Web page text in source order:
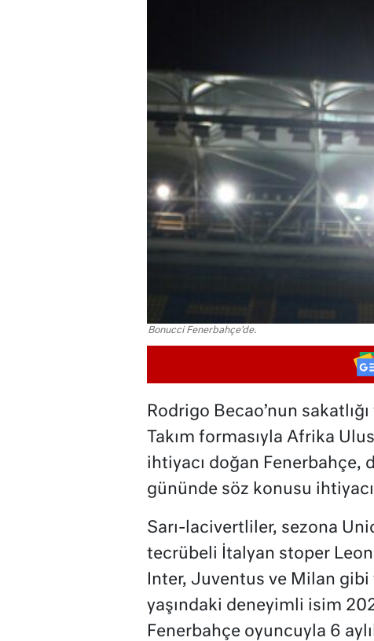
Bonucci Fenerbahçe'de.
Rodrigo Becao’nun
Takım formasıyla Afrika
ihtiyacı doğan Fenerbahçe,
gününde söz konusu
Sarı-lacivertliler, sezona
tecrübeli İtalyan stoper
Inter, Juventus ve Milan gibi
yaşındaki deneyimli isim
Fenerbahçe oyuncuyla 6